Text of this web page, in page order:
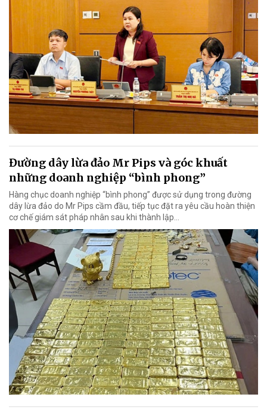
Đường dây lừa đảo Mr Pips và góc khuất
những doanh nghiệp “bình phong”
Hàng chục doanh nghiệp “bình phong” được sử dụng trong đường
dây lừa đảo do Mr Pips cầm đầu, tiếp tục đặt ra yêu cầu hoàn thiện
cơ chế giám sát pháp nhân sau khi thành lập…